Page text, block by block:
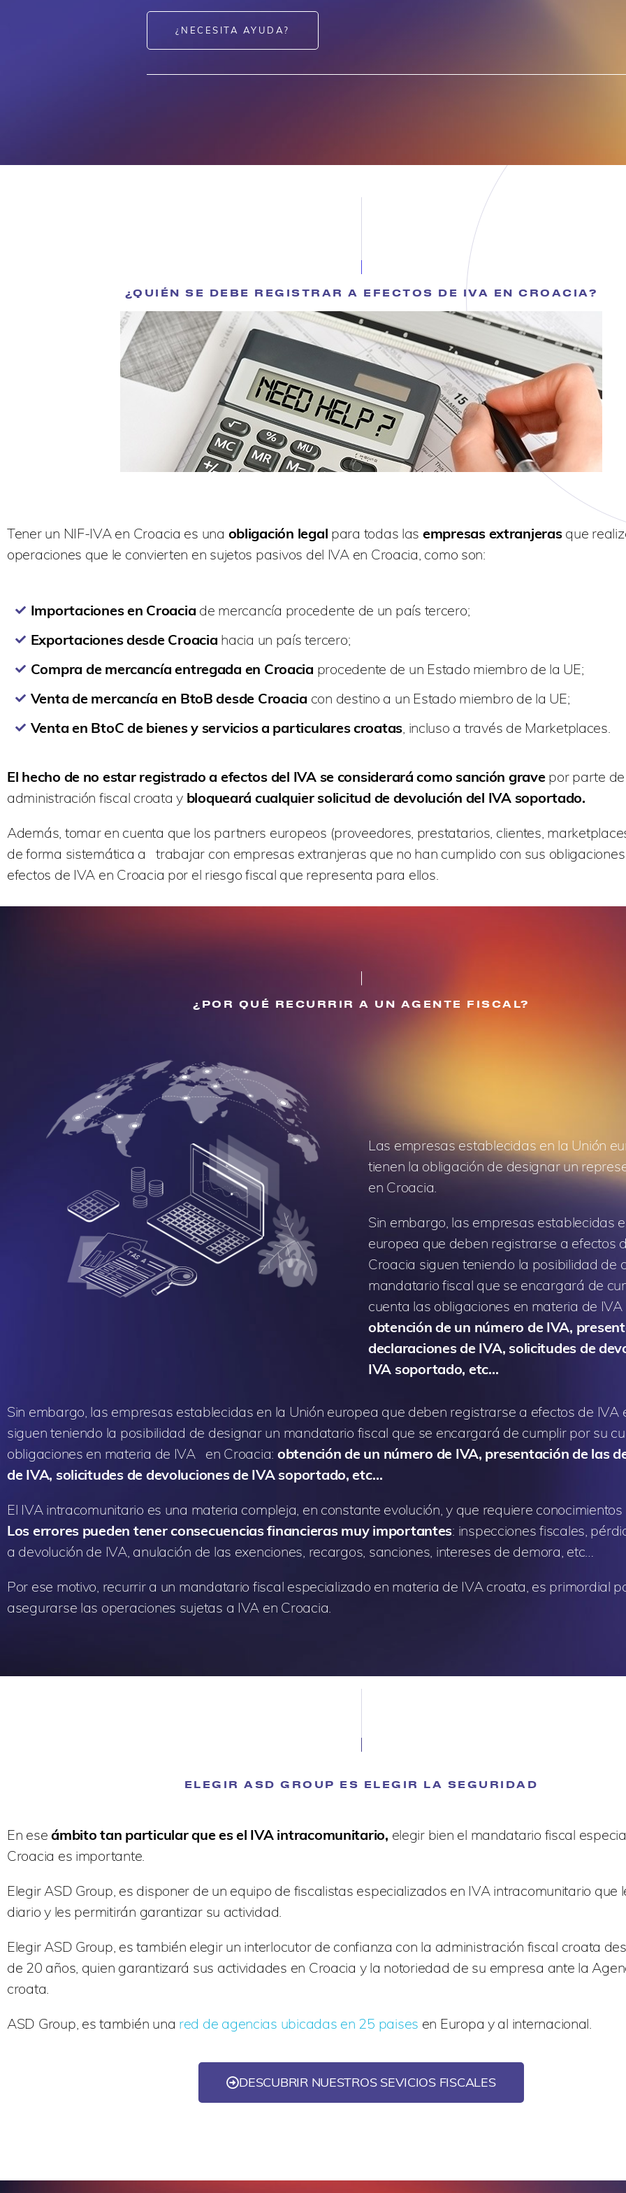
¿NECESITA AYUDA?
¿QUIÉN SE DEBE REGISTRAR A EFECTOS DE IVA EN CROACIA?
Tener un NIF-IVA en Croacia es una obligación legal para todas las empresas extranjeras que
operaciones que le convierten en sujetos pasivos del IVA en Croacia, como son:
Importaciones en Croacia de mercancía procedente de un país tercero;
Exportaciones desde Croacia hacia un país tercero;
Compra de mercancía entregada en Croacia procedente de un Estado miembro de la UE;
Venta de mercancía en BtoB desde Croacia con destino a un Estado miembro de la UE;
Venta en BtoC de bienes y servicios a particulares croatas , incluso a través de Marketplaces.
El hecho de no estar registrado a efectos del IVA se considerará como sanción grave por parte
administración fiscal croata y bloqueará cualquier solicitud de devolución del IVA soportado.
Además, tomar en cuenta que los partners europeos (proveedores, prestatarios, clientes,
de forma sistemática a trabajar con empresas extranjeras que no han cumplido con sus
efectos de IVA en Croacia por el riesgo fiscal que representa para ellos.
¿POR QUÉ RECURRIR A UN AGENTE FISCAL?
Las empresas establecidas en la Unión
tienen la obligación de designar un
en Croacia.
Sin embargo, las empresas establecidas
europea que deben registrarse a efectos
Croacia siguen teniendo la posibilidad de
mandatario fiscal que se encargará de
cuenta las obligaciones en materia de
obtención de un número de IVA,
declaraciones de IVA, solicitudes de
IVA soportado, etc…
Sin embargo, las empresas establecidas en la Unión europea que deben registrarse a efectos de IVA
siguen teniendo la posibilidad de designar un mandatario fiscal que se encargará de cumplir por su
obligaciones en materia de IVA en Croacia: obtención de un número de IVA, presentación de las
de IVA, solicitudes de devoluciones de IVA soportado, etc…
El IVA intracomunitario es una materia compleja, en constante evolución, y que requiere
Los errores pueden tener consecuencias financieras muy importantes: inspecciones fiscales,
a devolución de IVA, anulación de las exenciones, recargos, sanciones, intereses de demora, etc…
Por ese motivo, recurrir a un mandatario fiscal especializado en materia de IVA croata, es primordial
asegurarse las operaciones sujetas a IVA en Croacia.
ELEGIR ASD GROUP ES ELEGIR LA SEGURIDAD
En eseámbito tan particular que es el IVA intracomunitario, elegir bien el mandatario fiscal
Croacia es importante.
Elegir ASD Group, es disponer de un equipo de fiscalistas especializados en IVA intracomunitario que
diario y les permitirán garantizar su actividad.
Elegir ASD Group, es también elegir un interlocutor de confianza con la administración fiscal croata
de 20 años, quien garantizará sus actividades en Croacia y la notoriedad de su empresa ante la
croata.
ASD Group, es también una red de agencias ubicadas en 25 paises en Europa y al internacional.
DESCUBRIR NUESTROS SEVICIOS FISCALES